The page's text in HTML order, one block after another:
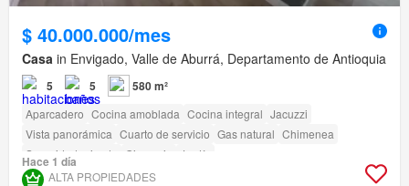
$ 40.000.000/mes
Casa in Envigado, Valle de Aburrá, Departamento de Antioquia
5 5 580 m²
Aparcadero Cocina amoblada Cocina integral Jacuzzi
Vista panorámica Cuarto de servicio Gas natural Chimenea
Seguridad privada
Gimnasio Jardín
Hace 1 día
ALTA PROPIEDADES